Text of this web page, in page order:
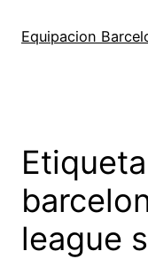
Equipacion
league